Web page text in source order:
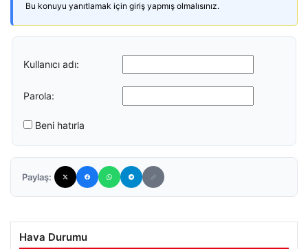
Bu konuyu yanıtlamak için giriş yapmış olmalısınız.
Kullanıcı adı:
Parola:
Beni hatırla
Paylaş:
Hava Durumu